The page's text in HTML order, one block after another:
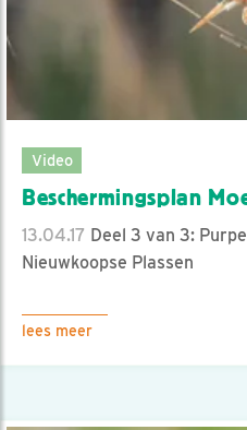
Video
Beschermingsplan
13.04.17 Deel 3 van 3:
Nieuwkoopse Plassen
lees meer